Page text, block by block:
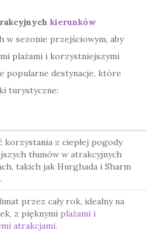
kierunków
w sezonie przejściowym, aby
plażami i korzystniejszymi
popularne destynacje, które
turystyczne:
korzystania z ciepłej pogody
tłumów w atrakcyjnych
takich jak Hurghada i Sharm
przez cały rok, idealny na
z pięknymi plażami i
atrakcjami.